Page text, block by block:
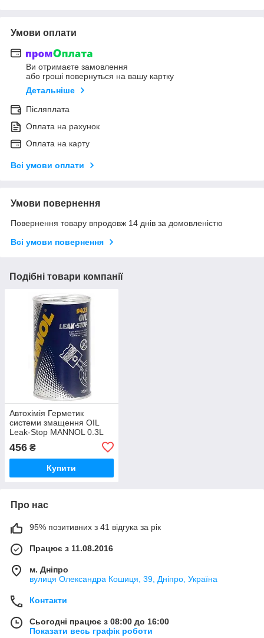
Умови оплати
Ви отримаєте замовлення
або гроші повернуться на вашу картку
Детальніше
Післяплата
Оплата на рахунок
Оплата на карту
Всі умови оплати
Умови повернення
Повернення товару впродовж 14 днів за домовленістю
Всі умови повернення
Подібні товари компанії
Автохімія Герметик
системи змащення OIL
Leak-Stop MANNOL 0.3L
456 ₴
Купити
Про нас
95% позитивних з 41 відгука за рік
Працює з 11.08.2016
м. Дніпро
вулиця Олександра Кошиця, 39, Дніпро, Україна
Контакти
Сьогодні працює з 08:00 до 16:00
Показати весь графік роботи